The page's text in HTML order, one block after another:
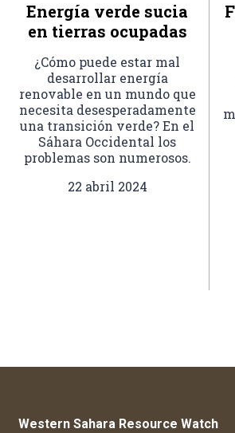
Energía verde sucia
en tierras ocupadas
¿Cómo puede estar mal
desarrollar energía
renovable en un mundo que
necesita desesperadamente
una transición verde? En el
Sáhara Occidental los
problemas son numerosos.
22 abril 2024
Western Sahara Resource Watch